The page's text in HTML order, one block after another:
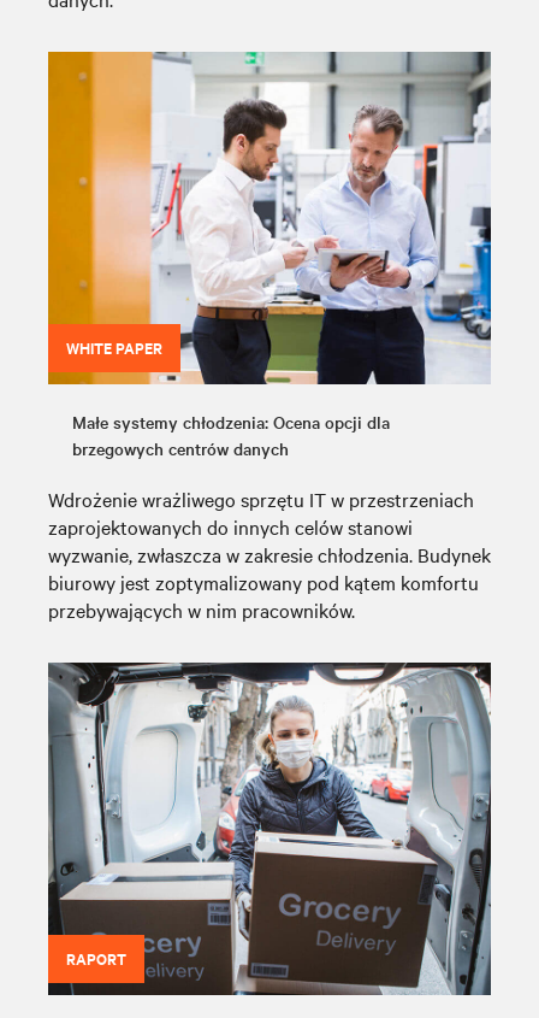
WHITE PAPER
Małe systemy chłodzenia: Ocena opcji dla
brzegowych centrów danych
Wdrożenie wrażliwego sprzętu IT w przestrzeniach
zaprojektowanych do innych celów stanowi
wyzwanie, zwłaszcza w zakresie chłodzenia. Budynek
biurowy jest zoptymalizowany pod kątem komfortu
przebywających w nim pracowników.
RAPORT